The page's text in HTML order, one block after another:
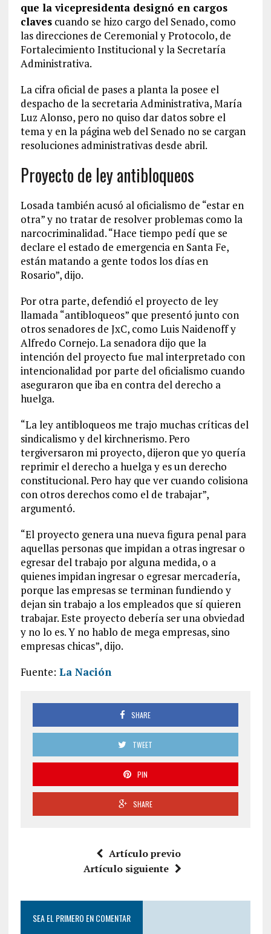
que la vicepresidenta designó en cargos
clavescuando se hizo cargo del Senado, como
las direcciones de Ceremonial y Protocolo, de
Fortalecimiento Institucional y la Secretaría
Administrativa.
La cifra oficial de pases a planta la posee el
despacho de la secretaria Administrativa, María
Luz Alonso, pero no quiso dar datos sobre el
tema y en la página web del Senado no se cargan
resoluciones administrativas desde abril.
Proyecto de ley antibloqueos
Losada también acusó al oficialismo de “estar en
otra” y no tratar de resolver problemas como la
narcocriminalidad. “Hace tiempo pedí que se
declare el estado de emergencia en Santa Fe,
están matando a gente todos los días en
Rosario”, dijo.
Por otra parte, defendió el proyecto de ley
llamada “antibloqueos” que presentó junto con
otros senadores de JxC, como Luis Naidenoff y
Alfredo Cornejo. La senadora dijo que la
intención del proyecto fue mal interpretado con
intencionalidad por parte del oficialismo cuando
aseguraron que iba en contra del derecho a
huelga.
“La ley antibloqueos me trajo muchas críticas del
sindicalismo y del kirchnerismo. Pero
tergiversaron mi proyecto, dijeron que yo quería
reprimir el derecho a huelga y es un derecho
constitucional. Pero hay que ver cuando colisiona
con otros derechos como el de trabajar”,
argumentó.
“El proyecto genera una nueva figura penal para
aquellas personas que impidan a otras ingresar o
egresar del trabajo por alguna medida, o a
quienes impidan ingresar o egresar mercadería,
porque las empresas se terminan fundiendo y
dejan sin trabajo a los empleados que sí quieren
trabajar. Este proyecto debería ser una obviedad
y no lo es. Y no hablo de mega empresas, sino
empresas chicas”, dijo.
Fuente: La Nación
SHARE
TWEET
PIN
SHARE
Artículo previo
Artículo siguiente
SEA EL PRIMERO EN COMENTAR